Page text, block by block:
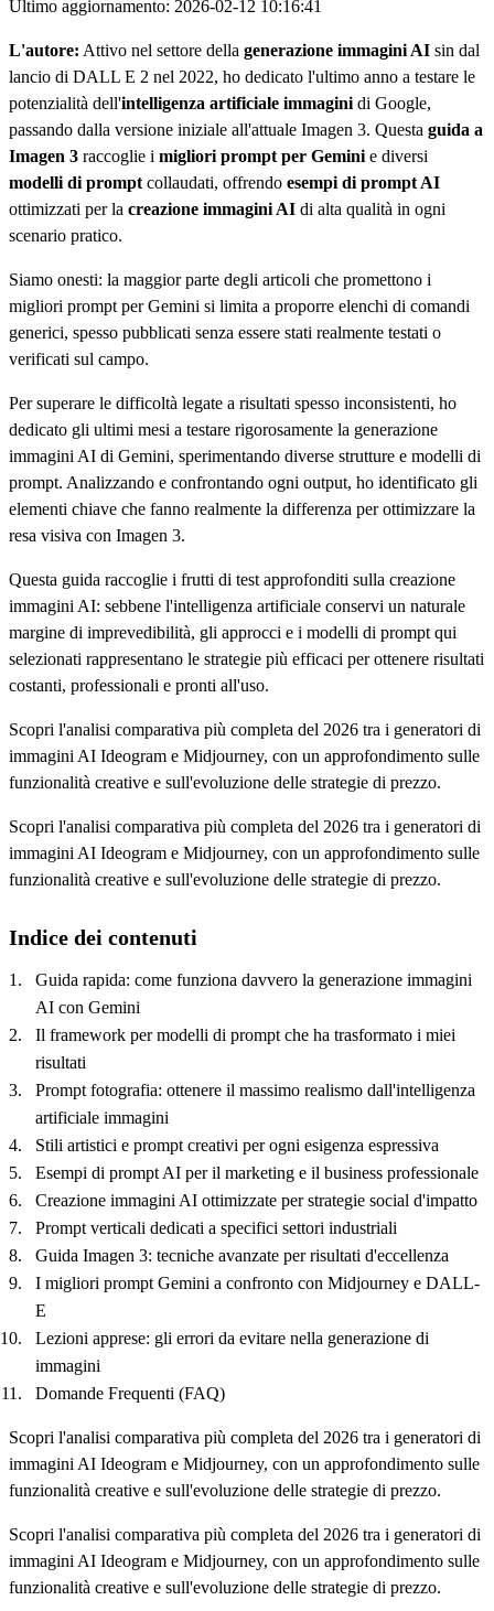
Ultimo aggiornamento: 2026-02-12 10:16:41
L'autore: Attivo nel settore della generazione immagini AI sin dal
lancio di DALL E 2 nel 2022, ho dedicato l'ultimo anno a testare le
potenzialità dell'intelligenza artificiale immagini di Google,
passando dalla versione iniziale all'attuale Imagen 3. Questa guida a
Imagen 3 raccoglie i migliori prompt per Gemini e diversi
modelli di prompt collaudati, offrendo esempi di prompt AI
ottimizzati per la creazione immagini AI di alta qualità in ogni
scenario pratico.
Siamo onesti: la maggior parte degli articoli che promettono i
migliori prompt per Gemini si limita a proporre elenchi di comandi
generici, spesso pubblicati senza essere stati realmente testati o
verificati sul campo.
Per superare le difficoltà legate a risultati spesso inconsistenti, ho
dedicato gli ultimi mesi a testare rigorosamente la generazione
immagini AI di Gemini, sperimentando diverse strutture e modelli di
prompt. Analizzando e confrontando ogni output, ho identificato gli
elementi chiave che fanno realmente la differenza per ottimizzare la
resa visiva con Imagen 3.
Questa guida raccoglie i frutti di test approfonditi sulla creazione
immagini AI: sebbene l'intelligenza artificiale conservi un naturale
margine di imprevedibilità, gli approcci e i modelli di prompt qui
selezionati rappresentano le strategie più efficaci per ottenere risultati
costanti, professionali e pronti all'uso.
Scopri l'analisi comparativa più completa del 2026 tra i generatori di
immagini AI Ideogram e Midjourney, con un approfondimento sulle
funzionalità creative e sull'evoluzione delle strategie di prezzo.
Scopri l'analisi comparativa più completa del 2026 tra i generatori di
immagini AI Ideogram e Midjourney, con un approfondimento sulle
funzionalità creative e sull'evoluzione delle strategie di prezzo.
Indice dei contenuti
Guida rapida: come funziona davvero la generazione immagini
AI con Gemini
Il framework per modelli di prompt che ha trasformato i miei
risultati
Prompt fotografia: ottenere il massimo realismo dall'intelligenza
artificiale immagini
Stili artistici e prompt creativi per ogni esigenza espressiva
Esempi di prompt AI per il marketing e il business professionale
Creazione immagini AI ottimizzate per strategie social d'impatto
Prompt verticali dedicati a specifici settori industriali
Guida Imagen 3: tecniche avanzate per risultati d'eccellenza
I migliori prompt Gemini a confronto con Midjourney e DALL-
E
Lezioni apprese: gli errori da evitare nella generazione di
immagini
Domande Frequenti (FAQ)
Scopri l'analisi comparativa più completa del 2026 tra i generatori di
immagini AI Ideogram e Midjourney, con un approfondimento sulle
funzionalità creative e sull'evoluzione delle strategie di prezzo.
Scopri l'analisi comparativa più completa del 2026 tra i generatori di
immagini AI Ideogram e Midjourney, con un approfondimento sulle
funzionalità creative e sull'evoluzione delle strategie di prezzo.